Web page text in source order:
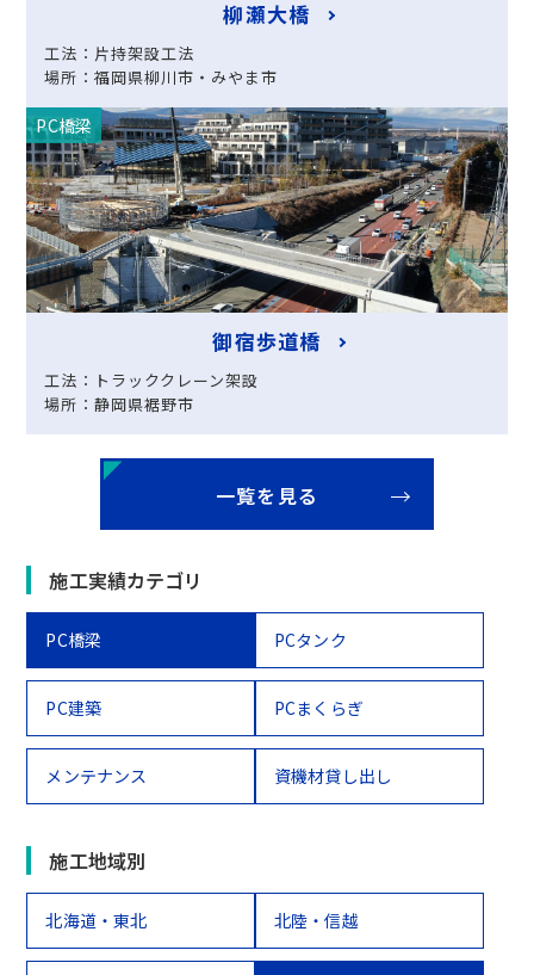
柳瀬大橋
工法：片持架設工法
場所：福岡県柳川市・みやま市
PC橋梁
御宿歩道橋
工法：トラッククレーン架設
場所：静岡県裾野市
一覧を見る
施工実績カテゴリ
PC橋梁 PCタンク
PC建築 PCまくらぎ
メンテナンス 資機材貸し出し
施工地域別
北海道・東北 北陸・信越